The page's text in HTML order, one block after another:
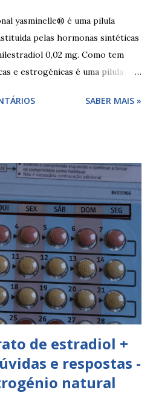
yasminelle® é uma pilula
pelas hormonas sintéticas
0,02 mg. Como tem
e estrogénicas é uma pilula
da yasminelle®: lactose mono-
ser tomada todos os dias, no
dias, após os quais deve fazer 7
descanso ou pausa), durante estes
normalmente no 3° ou
seguintes deverão ser tomadas
. Como iniciar a
pilula yasminelle® a mulher deve
da menstruação e iniciar a pilula
SABER MAIS »
de estradiol +
e respostas -
natural